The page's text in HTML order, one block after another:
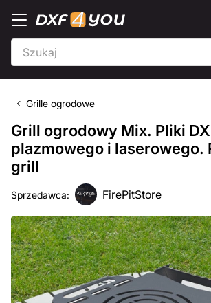
Grille ogrodowe
Grill ogrodowy Mix. Pliki
plazmowego i laserowego.
grill
Sprzedawca: FirePitStore